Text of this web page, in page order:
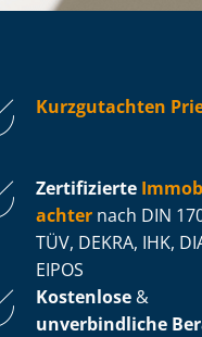
Kurzgutachten
Zertifizierte
ach­ter nach DIN
TÜV, DEKRA, IHK,
EIPOS
Kostenlose &
unverbindliche